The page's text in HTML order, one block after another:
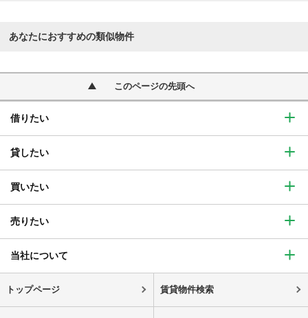
あなたにおすすめの類似物件
このページの先頭へ
借りたい
貸したい
買いたい
売りたい
当社について
トップページ 賃貸物件検索